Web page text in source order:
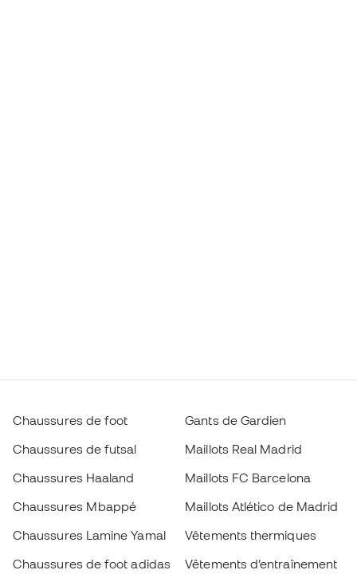
Chaussures de foot
Chaussures de futsal
Chaussures Haaland
Chaussures Mbappé
Chaussures Lamine Yamal
Chaussures de foot adidas
Gants de Gardien
Maillots Real Madrid
Maillots FC Barcelona
Maillots Atlético de Madrid
Vêtements thermiques
Vêtements d’entraînement